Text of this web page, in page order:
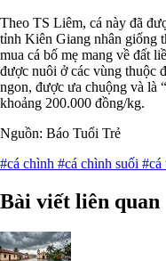
Theo TS Liêm, cá này đã
tỉnh Kiên Giang nhân giống
mua cá bố mẹ mang về đất
được nuôi ở các vùng
ngon, được ưa chuộng và là
khoảng 200.000 đồng/kg.
Nguồn: Báo Tuổi Trẻ
#cá chình #cá chình suối #cá
Bài viết liên quan